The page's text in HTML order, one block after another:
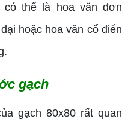
có thể là hoa văn đơn
hoặc hoa văn cổ điển
gạch
gạch 80x80 rất quan